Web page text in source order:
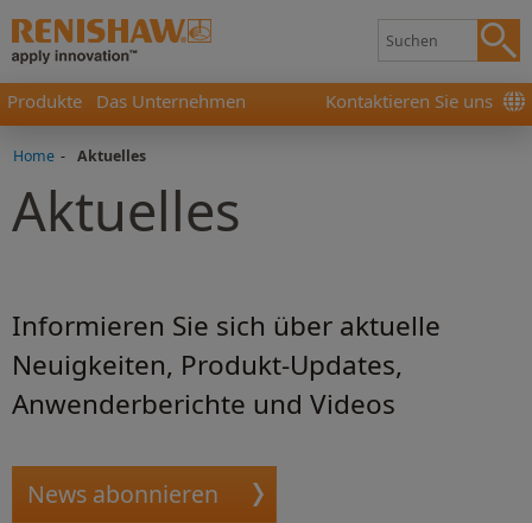
Produkte Das Unternehmen Kontaktieren Sie uns
Home - Aktuelles
Aktuelles
Informieren Sie sich über aktuelle
Neuigkeiten, Produkt-Updates,
Anwenderberichte und Videos
News abonnieren